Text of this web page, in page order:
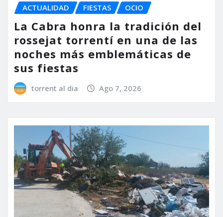
ACTUALIDAD FIESTAS OCIO
La Cabra honra la tradición del
rossejat torrentí en una de las
noches más emblemáticas de
sus fiestas
torrent al dia Ago 7, 2026